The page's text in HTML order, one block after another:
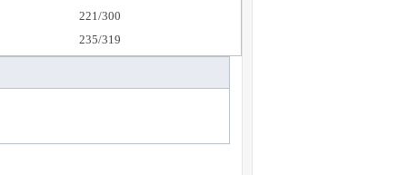
221/300
235/319